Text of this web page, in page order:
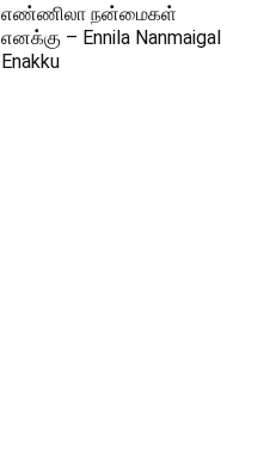
எண்ணிலா நன்மைகள்
எனக்கு – Ennila Nanmaigal
Enakku